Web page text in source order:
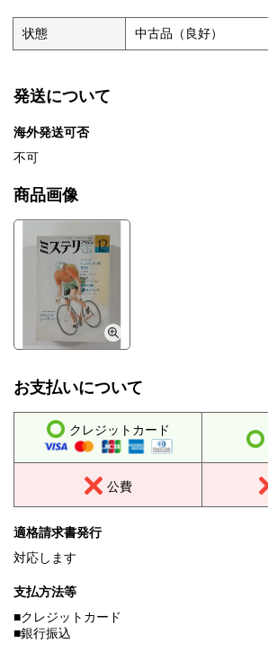
状態 中古品（良好）
発送について
海外発送可否
不可
商品画像
お支払いについて
クレジットカード
公費
適格請求書発行
対応します
支払方法等
■クレジットカード
■銀行振込